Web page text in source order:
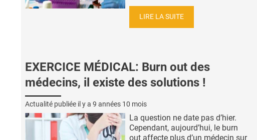
LIRE LA SUITE
EXERCICE MÉDICAL: Burn out des
médecins, il existe des solutions !
Actualité publiée il y a 9 années 10 mois
La question ne date pas d’hier.
Cependant, aujourd’hui, le burn
out affecte plus d’un médecin sur